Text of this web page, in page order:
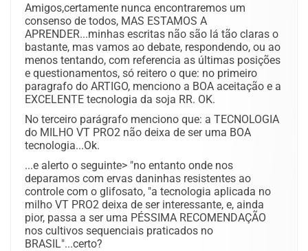
Amigos,certamente nunca encontraremos um
consenso de todos, MAS ESTAMOS A
APRENDER...minhas escritas não são lá tão claras o
bastante, mas vamos ao debate, respondendo, ou ao
menos tentando, com referencia as últimas posições
e questionamentos, só reitero o que: no primeiro
paragrafo do ARTIGO, menciono a BOA aceitação e a
EXCELENTE tecnologia da soja RR. OK.
No terceiro parágrafo menciono que: a TECNOLOGIA
do MILHO VT PRO2 não deixa de ser uma BOA
tecnologia...Ok.
...e alerto o seguinte> "no entanto onde nos
deparamos com ervas daninhas resistentes ao
controle com o glifosato, "a tecnologia aplicada no
milho VT PRO2 deixa de ser interessante, e, ainda
pior, passa a ser uma PÉSSIMA RECOMENDAÇÃO
nos cultivos sequenciais praticados no
BRASIL"...certo?